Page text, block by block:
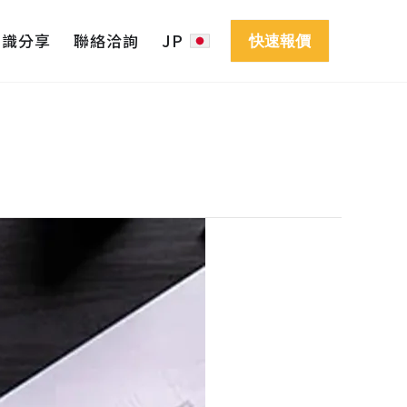
分享 聯絡洽詢 JP 快速報價